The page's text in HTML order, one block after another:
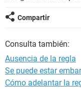
GLOSARIO
Compartir
Consulta también:
Ausencia de la regla
Se puede estar
Cómo adelantar la